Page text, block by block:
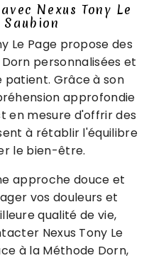
Nexus Tony Le
Saubion
Le Page propose des
personnalisées et
patient. Grâce à son
approfondie
en mesure d'offrir des
à rétablir l'équilibre
le bien-être.
approche douce et
vos douleurs et
qualité de vie,
Nexus Tony Le
à la Méthode Dorn,